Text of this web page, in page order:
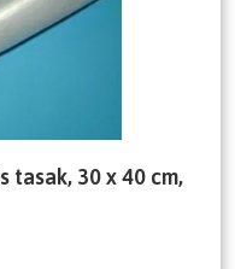
tasak, 30 x 40 cm,